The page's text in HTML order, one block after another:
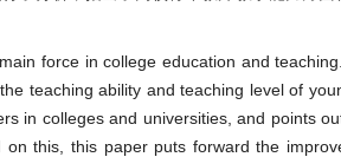
force in college education and
teaching ability and teaching level of
in colleges and universities, and points
on this, this paper puts forward the